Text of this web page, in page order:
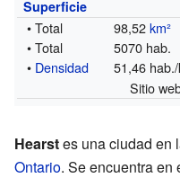
Superficie
• Total 98,52km²
• Total
5070 hab.
• Densidad
51,46 hab./
Sitio
Hearstes una ciudad en
Ontario. Se encuentra en